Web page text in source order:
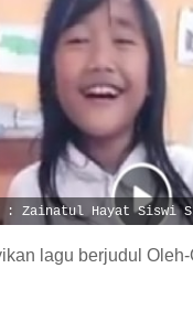
: Zainatul Hayat Siswi
lagu berjudul